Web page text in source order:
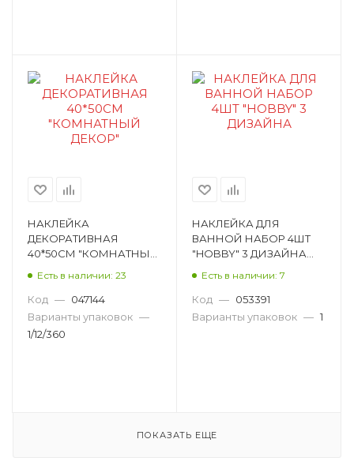
НАКЛЕЙКА
ДЕКОРАТИВНАЯ
40*50СМ "КОМНАТНЫЙ
Есть в наличии: 23
Код — 047144
Варианты упаковок —
1/12/360
НАКЛЕЙКА ДЛЯ
ВАННОЙ НАБОР 4ШТ
"HOBBY" 3 ДИЗАЙНА
Есть в наличии: 7
Код — 053391
Варианты упаковок — 1
ПОКАЗАТЬ ЕЩЕ